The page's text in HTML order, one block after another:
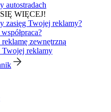
autostradach
WIĘCEJ!
zasięg Twojej reklamy?
zewnętrzną
Twojej reklamy